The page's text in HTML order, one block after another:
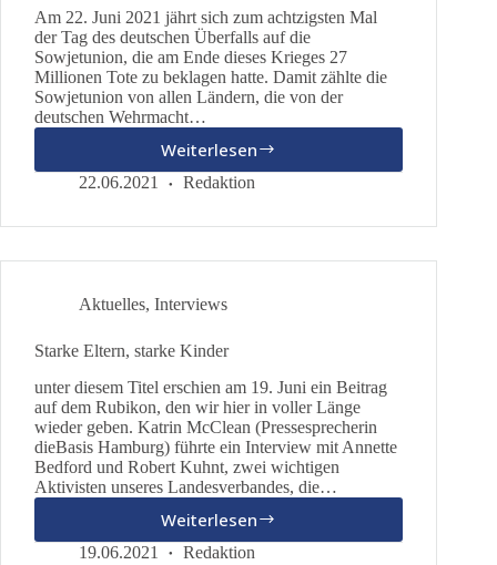
Am 22. Juni 2021 jährt sich zum achtzigsten Mal
der Tag des deutschen Überfalls auf die
Sowjetunion, die am Ende dieses Krieges 27
Millionen Tote zu beklagen hatte. Damit zählte die
Sowjetunion von allen Ländern, die von der
deutschen Wehrmacht…
WeiterlesenEntspannung
und
mit
22.06.2021 Redaktion
Aktuelles, Interviews
Starke Eltern, starke Kinder
unter diesem Titel erschien am 19. Juni ein Beitrag
auf dem Rubikon, den wir hier in voller Länge
wieder geben. Katrin McClean (Pressesprecherin
dieBasis Hamburg) führte ein Interview mit Annette
Bedford und Robert Kuhnt, zwei wichtigen
Aktivisten unseres Landesverbandes, die…
Weiterlesen
Starke
Eltern,
19.06.2021 Redaktion